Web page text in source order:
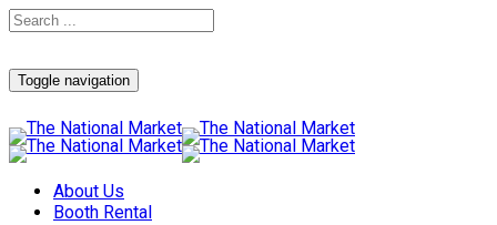
Toggle navigation
About Us
Booth Rental